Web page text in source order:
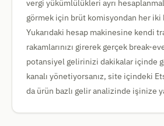
vergi yükümlülükleri ayrı
görmek için brüt komisyondan her iki
Yukarıdaki hesap makinesine kendi
rakamlarınızı girerek gerçek break-
potansiyel gelirinizi dakikalar içinde
kanalı yönetiyorsanız, site içindeki
da ürün bazlı gelir analizinde işinize